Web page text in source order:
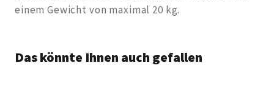
einem Gewicht von maximal 20 kg.
Das könnte Ihnen auch gefallen